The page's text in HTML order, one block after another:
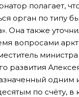
полагает,
орган по типу
Она также
вопросами
министра
развития
одним
по счёту, в